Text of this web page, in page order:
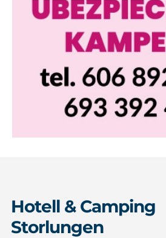
Hotell & Camping
Storlungen